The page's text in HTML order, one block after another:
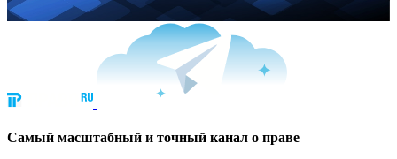
Cамый масштабный и точный канал о праве